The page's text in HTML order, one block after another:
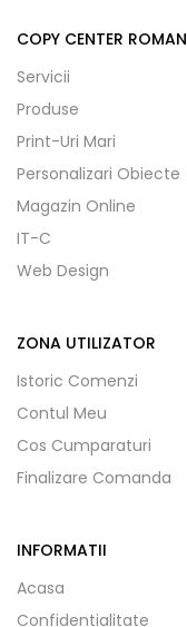
COPY CENTER ROMAN
Servicii
Produse
Print-Uri Mari
Personalizari Obiecte
Magazin Online
IT-C
Web Design
ZONA UTILIZATOR
Istoric Comenzi
Contul Meu
Cos Cumparaturi
Finalizare Comanda
INFORMATII
Acasa
Confidentialitate